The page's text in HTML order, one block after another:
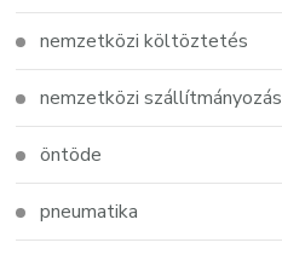
nemzetközi költöztetés
nemzetközi szállítmányozás
öntöde
pneumatika